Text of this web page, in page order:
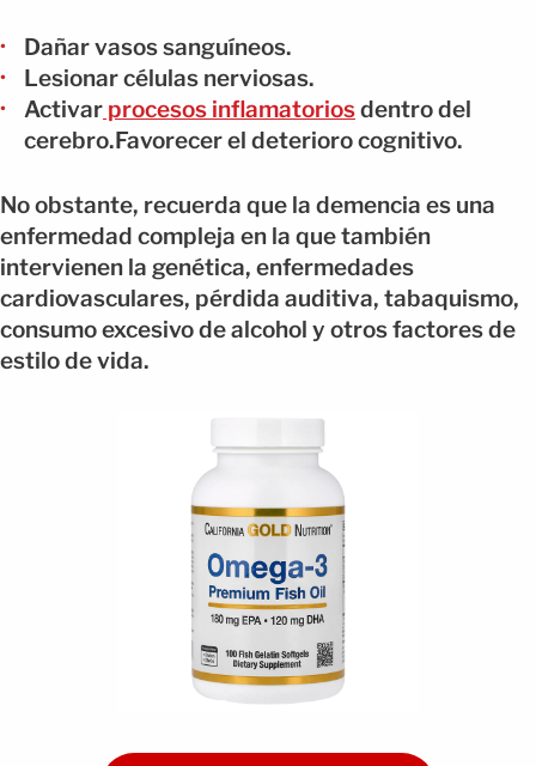
Dañar vasos sanguíneos.
Lesionar células nerviosas.
Activar procesos inflamatoriosdentro del
cerebro.Favorecer el deterioro cognitivo.
No obstante, recuerda que la demencia es una
enfermedad compleja en la que también
intervienen la genética, enfermedades
cardiovasculares, pérdida auditiva, tabaquismo,
consumo excesivo de alcohol y otros factores de
estilo de vida.